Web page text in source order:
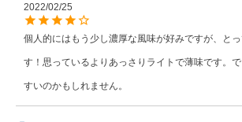
2022/02/25
個人的にはもう少し濃厚な風味が好みですが、と
す！思っているよりあっさりライトで薄味です。
すいのかもしれません。